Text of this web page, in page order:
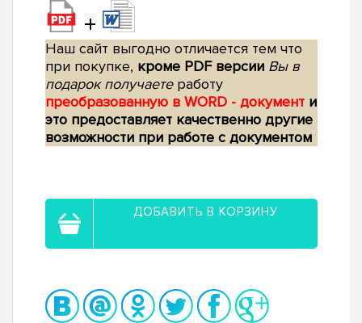
+
Наш сайт выгодно отличается тем что
при покупке, кроме PDF версии Вы в
подарок получаетеработу
преобразованную в WORD - документ и
это предоставляет качественно другие
возможности при работе с документом
ДОБАВИТЬ В КОРЗИНУ